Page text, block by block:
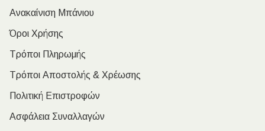
Ανακαίνιση Μπάνιου
Όροι Χρήσης
Τρόποι Πληρωμής
Τρόποι Αποστολής & Χρέωσης
Πολιτική Επιστροφών
Ασφάλεια Συναλλαγών